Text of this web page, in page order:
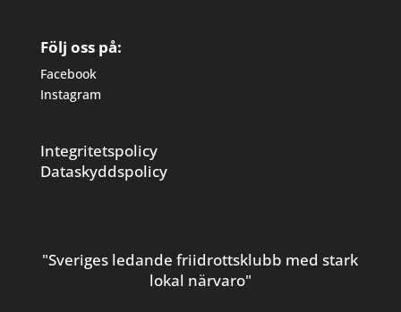
Följ oss på:
Facebook
Instagram
Integritetspolicy
Dataskyddspolicy
"Sveriges ledande friidrottsklubb med stark
lokal närvaro"